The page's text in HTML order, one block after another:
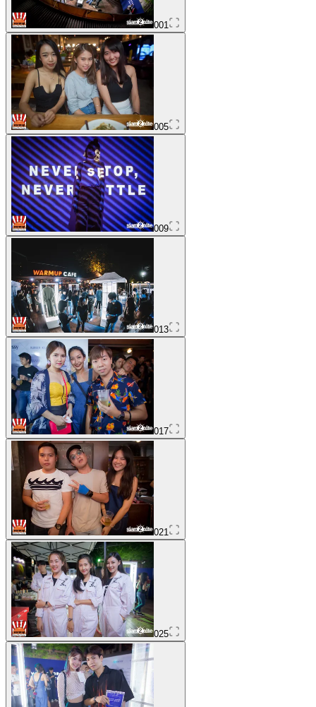
001
005
009
013
017
021
025